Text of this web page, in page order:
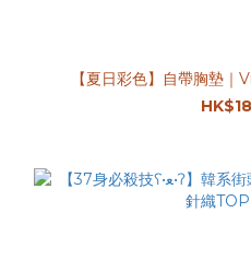
【夏日彩色】自帶胸墊